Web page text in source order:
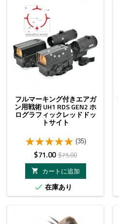
フルマーキング付きエアガ
ン用戦術 UH1 RDS GEN2 ホ
ログラフィックレッドドッ
トサイト
(35)
価
格
$71.00 ベ
ー
ス
価
$75.00

カートに追加
 在庫あり